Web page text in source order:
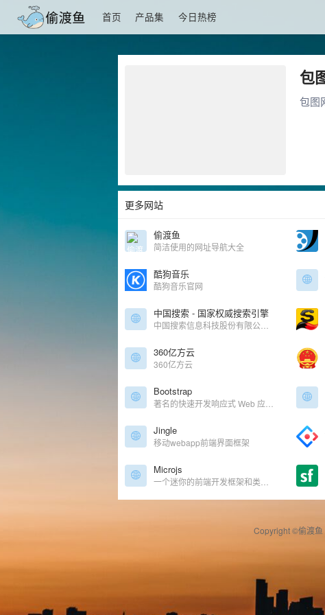
首页 产品集 今日热榜
包
包图
更多网站
偷渡鱼
简洁使用的网址导航大全
酷狗音乐
酷狗音乐官网
中国搜索 - 国家权威搜索引擎
360亿方云
360亿方云
Bootstrap
Jingle
移动webapp前端界面框架
Microjs
Copyright ©偷渡